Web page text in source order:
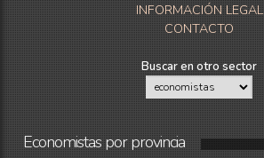
INFORMACIÓN LEGAL
CONTACTO
Buscar en otro sector
Economistasporprovincia